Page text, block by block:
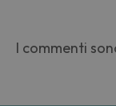
I commenti